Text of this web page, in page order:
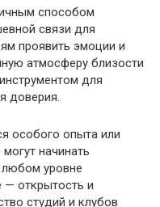
способом
связи для
проявить эмоции и
атмосферу близости
для
доверия.
особого опыта или
начинать
уровне
— открытость и
студий и клубов